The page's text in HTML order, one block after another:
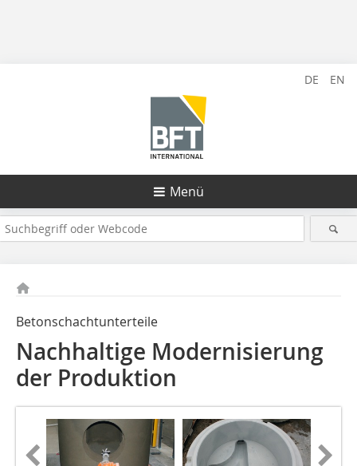
DE EN
Menü
Betonschachtunterteile
Nachhaltige Modernisierung
der Produktion